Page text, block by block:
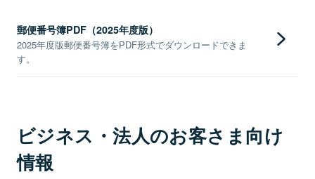
郵便番号簿PDF（2025年度版）
2025年度版郵便番号簿をPDF形式でダウンロードできま
す。
ビジネス・法人のお客さま向け
情報